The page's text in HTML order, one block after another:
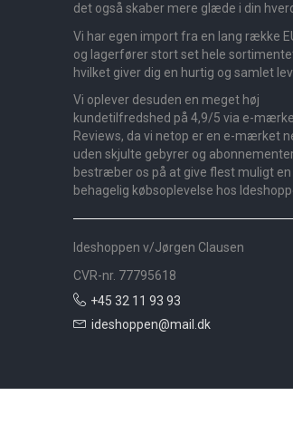
det også skaber mere glæde i din
Vi har egen import fra en lang række
og lagerfører stort set hele
hvilket giver dig en hurtig og samlet
Vi oplever desuden en meget høj
kundetilfredshed på 4,9/5 via e-
Reviews, da vi netop er en e-mærket
uden skjulte gebyrer og
bestræber os på at give flest muligt en
behagelig købsoplevelse hos
Ideshoppen v/Jørgen Clausen
CVR-nr. 77795618
+45 32 11 93 93
ideshoppen@mail.dk